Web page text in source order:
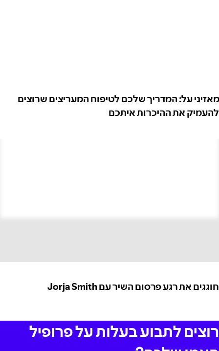
מאזיני על: המדריך שלכם לטיפוח המעריצים שרוצים
להעמיק את ההיכרות איתכם
חוגגים את רגע פרסום השיר עם Jorja Smith
רוצים לתבוע בעלות על פרופיל